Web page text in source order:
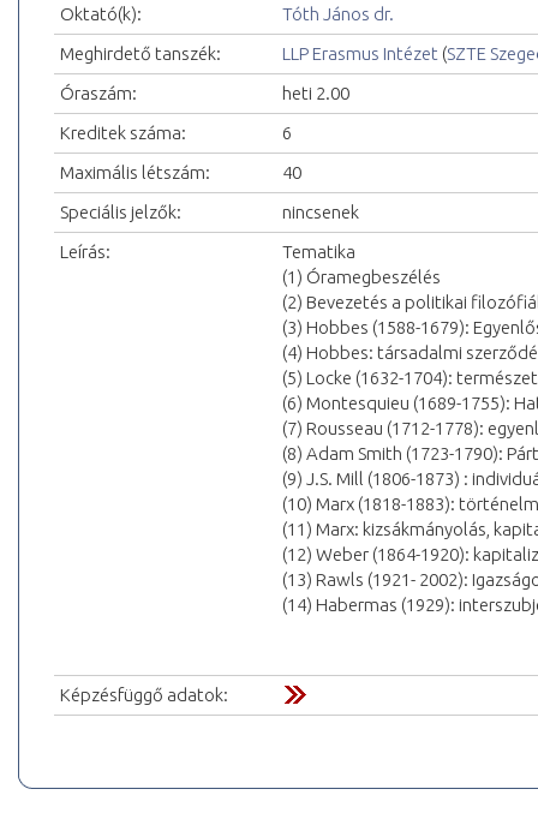
Oktató(k):
Tóth János dr.
Meghirdető tanszék:
LLP Erasmus Intézet (SZTE
Óraszám:
heti 2.00
Kreditek száma:
6
Maximális létszám:
40
Speciális jelzők:
nincsenek
Leírás:
Tematika
(1) Óramegbeszélés
(2) Bevezetés a politikai
(3) Hobbes (1588-1679):
(4) Hobbes: társadalmi
(5) Locke (1632-1704):
(6) Montesquieu (1689-1755):
(7) Rousseau (1712-1778):
(8) Adam Smith (1723-1790):
(9) J.S. Mill (1806-1873) :
(10) Marx (1818-1883):
(11) Marx: kizsákmányolás,
(12) Weber (1864-1920):
(13) Rawls (1921- 2002):
(14) Habermas (1929):
Képzésfüggő adatok: